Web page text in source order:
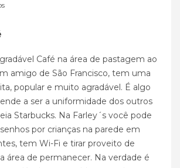
Café na área de pastagem ao
amigo de São Francisco, tem uma
popular e muito agradável. É algo
a ser a uniformidade dos outros
Starbucks. Na Farley´s você pode
por crianças na parede em
tem Wi-Fi e tirar proveito de
área de permanecer. Na verdade é